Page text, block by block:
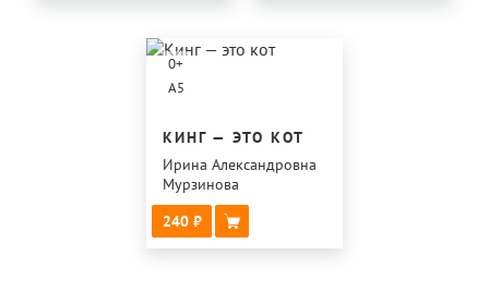
0+
A5
КИНГ — ЭТО КОТ
Ирина Александровна
Мурзинова
240